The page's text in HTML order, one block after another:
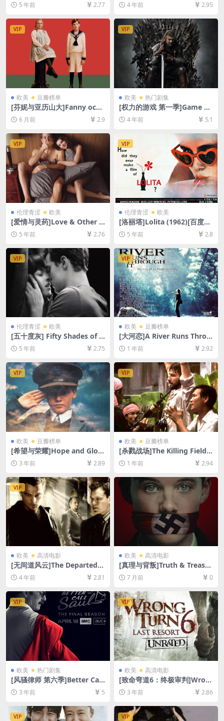
盘资源1080P超清未删减][MP
4/10GB][原声中字]
5 年前 2.77
源1080P超清未删减][MP4/11
GB][中文字幕]
4 年前 2.95
VIP
欧美 豆瓣榜单
[芬妮与亚历山大]Fanny och
Alexander (1982)[百度网盘
+夸克网盘1080P超清未删减
资源][网盘在线播放/下载][MP
4/20GB][中文字幕]
6 月前 2.9
VIP
欧美 热门剧集
[权力的游戏 第一季]Game of
Thrones Season 1 (2011)[百
度网盘+迅雷云盘+阿里云盘资
源1080P超清未删减][MP4/31
GB][中英字幕]
4 年前 5.1
VIP
伦理青涩 欧美
[爱情与灵药]Love & Other D
rugs (2010)[百度网盘+迅雷云
盘资源1080P超清未删减][MP
5 年前 2.76
VIP
伦理青涩 欧美
[洛丽塔]Lolita (1962)[百度网
盘+迅雷云盘资源1080P超清
未删减][MP4/9.4GB][中英字
5 年前 2.8
VIP
伦理青涩 欧美
[五十度灰] Fifty Shades of G
rey (2015)129分钟(加长版)
[百度网盘+迅雷云盘+夸克网
盘资源1080P][MP4/7.5GB]
[中英字幕]【视频文件+防和谐
压缩包（含解压密码）】
5 年前 2.75
VIP
欧美 豆瓣榜单
[大河恋]A River Runs Throu
gh It (1992)[百度网盘+夸克
网盘1080P超清未删减资源]
[网盘在线播放/下载][MP4/7.
8GB][中文字幕]
1 年前 2.92
VIP
欧美 豆瓣榜单
[希望与荣耀]Hope and Glory
(1987)[百度网盘+夸克网盘10
80P超清未删减资源][网盘在
线播放/下载][MP4/7.2GB][中
英字幕]
3 年前 2.89
VIP
欧美 豆瓣榜单
[杀戮战场]The Killing Fields
(1984)[百度网盘+夸克网盘10
80P超清未删减资源][网盘在
线播放/下载][MP4/9.9GB][中
英字幕]
1 年前 2.94
VIP
欧美 高清电影
[无间道风云]The Departed
(2006)[百度网盘+迅雷云盘资
源1080P超清未删减][MP4/9
GB][中英字幕]
4 年前 2.81
欧美 高清电影
[真理与背叛]Truth & Treaso
n (2025)[百度网盘+夸克网盘1
080P超清未删减资源][网盘在
线播放/下载][MP4/5GB][中文
字幕]
7 月前 0
VIP
欧美 热门剧集
[风骚律师 第六季]Better Call
Saul Season 6 (2022)[百度网
盘+迅雷云盘+阿里云盘资源10
80P超清未删减][MP4/19GB]
[中英字幕]
3 年前 5
VIP
欧美 高清电影
[致命弯道6：终极审判]Wron
g Turn 6: Last Resort (2014)
[百度网盘+迅雷云盘资源1080
P超清未删减][MP4/5GB][中
英字幕]
3 年前 2.86
VIP VIP